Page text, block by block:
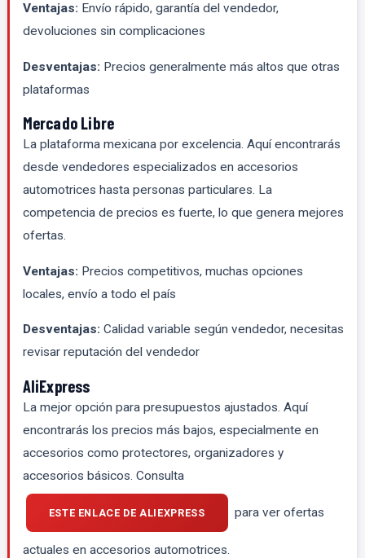
Ventajas: Envío rápido, garantía del vendedor,
devoluciones sin complicaciones
Desventajas: Precios generalmente más altos que otras
plataformas
Mercado Libre
La plataforma mexicana por excelencia. Aquí encontrarás
desde vendedores especializados en accesorios
automotrices hasta personas particulares. La
competencia de precios es fuerte, lo que genera mejores
ofertas.
Ventajas: Precios competitivos, muchas opciones
locales, envío a todo el país
Desventajas: Calidad variable según vendedor, necesitas
revisar reputación del vendedor
AliExpress
La mejor opción para presupuestos ajustados. Aquí
encontrarás los precios más bajos, especialmente en
accesorios como protectores, organizadores y
accesorios básicos. Consulta
ESTE ENLACE DE ALIEXPRESS para ver ofertas
actuales en accesorios automotrices.